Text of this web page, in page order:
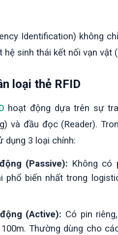
Identification) không
hệ sinh thái kết nối vạn vật
loại thẻ RFID
hoạt động dựa trên sự
và đầu đọc (Reader).
dụng 3 loại chính:
(Passive): Không có
phổ biến nhất trong
(Active): Có pin
Thường dùng cho